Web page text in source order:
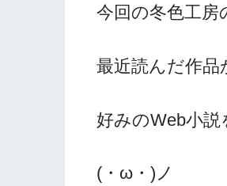
今回の冬色工房
最近読んだ作品
好みのWeb小説
(・ω・)ノ